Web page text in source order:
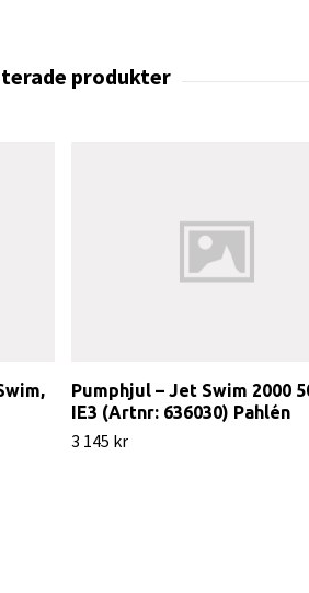
Pumphjul – Jet Swim 2000
IE3 (Artnr: 636030) Pahlén
3 145 kr